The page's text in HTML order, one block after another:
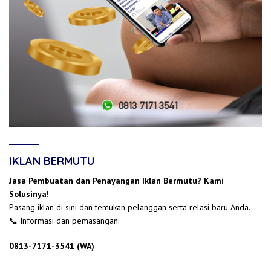
IKLAN BERMUTU
Jasa Pembuatan dan Penayangan Iklan Bermutu? Kami
Solusinya!
Pasang iklan di sini dan temukan pelanggan serta relasi baru Anda.
📞 Informasi dan pemasangan:
0813-7171-3541 (WA)